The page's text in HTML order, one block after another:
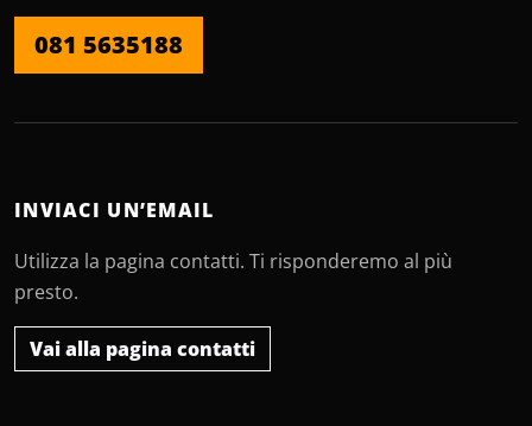
081 5635188
INVIACI UN’EMAIL
Utilizza la pagina contatti. Ti risponderemo al più
presto.
Vai alla pagina contatti